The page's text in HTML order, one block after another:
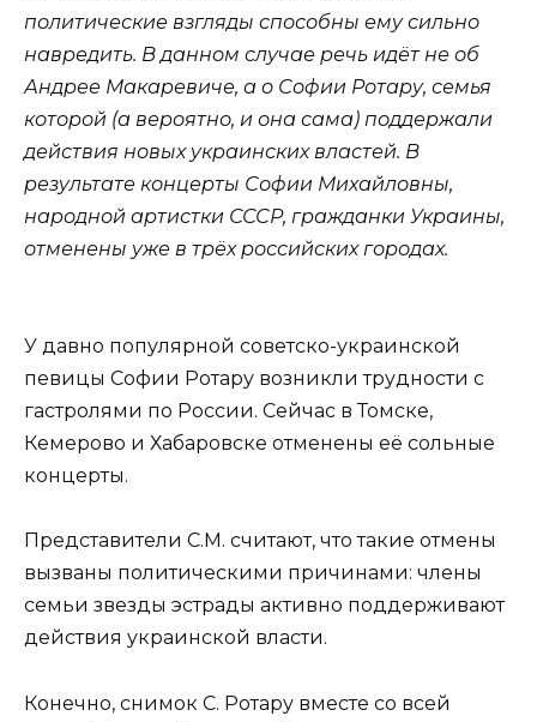
политические взгляды способны ему сильно
навредить. В данном случае речь идёт не об
Андрее Макаревиче, а о Софии Ротару, семья
которой (а вероятно, и она сама) поддержали
действия новых украинских властей. В
результате концерты Софии Михайловны,
народной артистки СССР, гражданки Украины,
отменены уже в трёх российских городах.
У давно популярной советско-украинской
певицы Софии Ротару возникли трудности с
гастролями по России. Сейчас в Томске,
Кемерово и Хабаровске отменены её сольные
концерты.
Представители С.М. считают, что такие отмены
вызваны политическими причинами: члены
семьи звезды эстрады активно поддерживают
действия украинской власти.
Конечно, снимок С. Ротару вместе со всей